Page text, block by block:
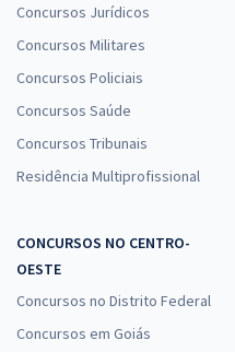
Concursos Jurídicos
Concursos Militares
Concursos Policiais
Concursos Saúde
Concursos Tribunais
Residência Multiprofissional
CONCURSOS NO CENTRO-
OESTE
Concursos no Distrito Federal
Concursos em Goiás